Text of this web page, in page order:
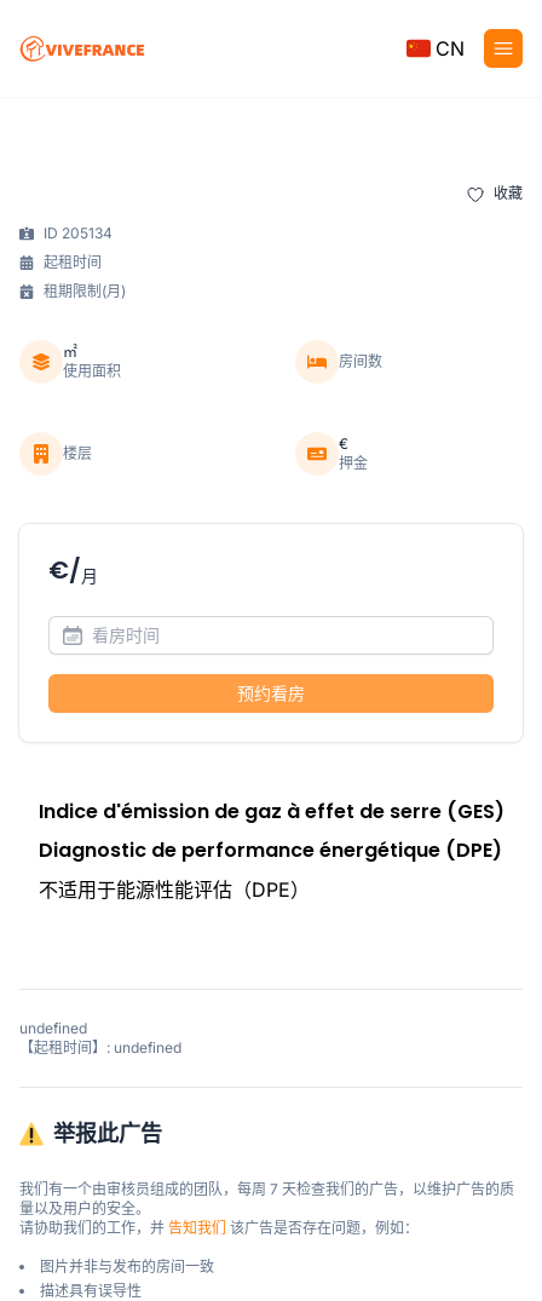
CN
收藏
ID 205134
起租时间
租期限制(月)
㎡
使用面积
房间数
楼层
€
押金
€/月
预约看房
Indice d'émission de gaz à effet de serre (GES)
Diagnostic de performance énergétique (DPE)
不适用于能源性能评估（DPE）
undefined
【起租时间】: undefined
举报此广告
我们有一个由审核员组成的团队，每周 7 天检查我们的广告，以维护广告的质
量以及用户的安全。
请协助我们的工作，并 告知我们 该广告是否存在问题，例如：
图片并非与发布的房间一致
描述具有误导性